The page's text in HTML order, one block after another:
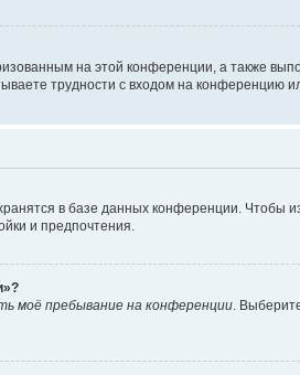
на этой конференции, а также
трудности с входом на конференцию
в базе данных конференции. Чтобы
и предпочтения.
моё пребывание на конференции .